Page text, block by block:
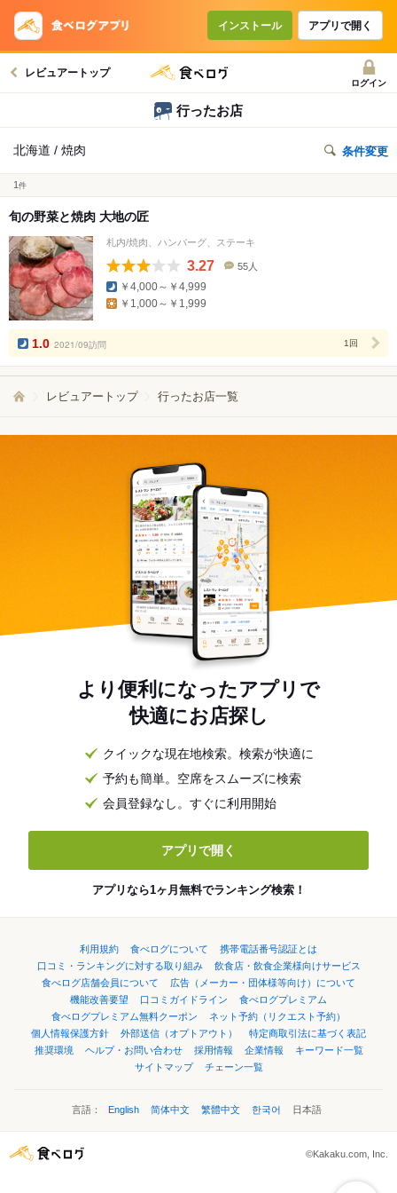
インストール アプリで開く
レビュアートップ
ログイン
行ったお店
北海道 / 焼肉 条件変更
1 件
旬の野菜と焼肉 大地の匠
札内/焼肉、ハンバーグ、ステーキ
3.27
数
55人
￥4,000～￥4,999
￥1,000～￥1,999
1.0 2021/09訪問 1回
レビュアートップ 行ったお店一覧
より便利になったアプリで
快適にお店探し
クイックな現在地検索。検索が快適に
予約も簡単。空席をスムーズに検索
会員登録なし。すぐに利用開始
アプリで開く
アプリなら1ヶ月無料でランキング検索！
利用規約 食べログについて
携帯電話番号認証とは
口コミ・ランキングに対する取り組み
飲食店・飲食企業様向けサービス
食べログ店舗会員について
広告（メーカー・団体様等向け）について
機能改善要望
口コミガイドライン
食べログプレミアム
食べログプレミアム無料クーポン
ネット予約（リクエスト予約）
個人情報保護方針
外部送信（オプトアウト）
特定商取引法に基づく表記
推奨環境
ヘルプ・お問い合わせ 採用情報 企業情報
キーワード一覧
サイトマップ
チェーン一覧
言語： English 简体中文 繁體中文 한국어 日本語
©Kakaku.com, Inc.